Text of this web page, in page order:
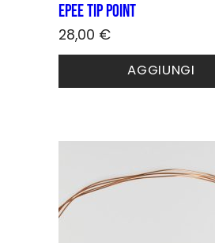
Epee Tip point
28,00 €
AGGIUNGI